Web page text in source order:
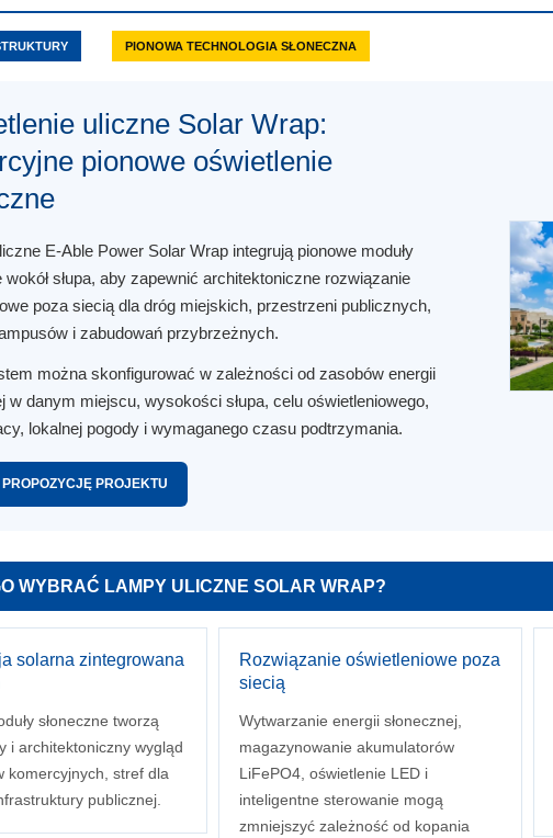
PIONOWA TECHNOLOGIA SŁONECZNA
uliczne Solar Wrap:
pionowe oświetlenie
E-Able Power Solar Wrap integrują pionowe moduły
wokół słupa, aby zapewnić architektoniczne rozwiązanie
poza siecią dla dróg miejskich, przestrzeni publicznych,
i zabudowań przybrzeżnych.
można skonfigurować w zależności od zasobów energii
w danym miejscu, wysokości słupa, celu oświetleniowego,
lokalnej pogody i wymaganego czasu podtrzymania.
PROJEKTU
WYBRAĆ LAMPY ULICZNE SOLAR WRAP?
solarna zintegrowana
słoneczne tworzą
i architektoniczny wygląd
komercyjnych, stref dla
publicznej.
Rozwiązanie oświetleniowe poza
siecią
Wytwarzanie energii słonecznej,
magazynowanie akumulatorów
LiFePO4, oświetlenie LED i
inteligentne sterowanie mogą
zmniejszyć zależność od kopania